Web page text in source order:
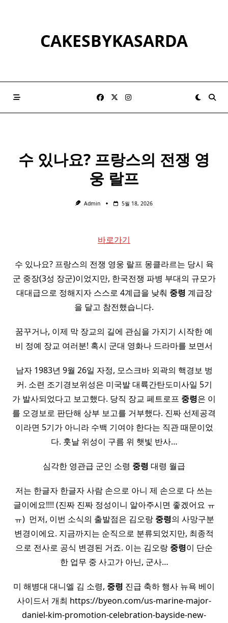
CAKESBYKASARDA
수 있나요? 프랑스의 전쟁 영
웅 랄프
Admin 5월 18, 2026
바로가기
수 있나요? 프랑스의 전쟁 영웅 랄프 몽클라르는 당시 육
군 중장(3성 장군)이었지만, 한국전쟁 파병 부대의 규모가
대대급으로 정해지자 스스로 4계급을 낮춰 중령 계급장
을 달고 참전했습니다.
꿈꾸거나, 이제 막 장교의 길에 관심을 가지기 시작한 예
비 정예 장교 여러분! 혹시 군대 영화나 드라마를 보면서
남자 1983년 9월 26일 자정, 모스크바 외곽의 핵경보 벙
커. 소련 조기경보위성은 미국발 대륙간탄도미사일 5기
가 발사되었다고 보고했다. 당직 장교 페트로프 중령은 이
를 오경보로 판단해 상부 보고를 거부했다. 진짜 선제공격
이라면 5기가 아니라 수백 기여야 한다는 직관 때문이었
다. 훗날 위성이 구름 위 햇빛 반사…
심각한 영관급 군인 소령 중령 대령 월급
저는 한글자 한글자 사람 손으로 아니 제 손으로 다 쓰는
글이에요!!!! (진짜 진짜 정성이니 알아주시면 좋겠어요 ㅠ
ㅠ) ​ 먼저, 이번 소식의 출발점은 김오랑 중령의 사망구분
변경이에요. 지금까지는 순직으로 분류되었지만, 최종적
으로 전사로 공식 변경된 거죠. 이는 김오랑 중령이 단순
한 업무 중 사고가 아닌, 군사…
미 해병대 대니엘 김 소령, 중령 진급 축하 행사 뉴욕 베이
사이드서 개최 https://byeon.com/us-marine-major-
daniel-kim-promotion-celebration-bayside-new-